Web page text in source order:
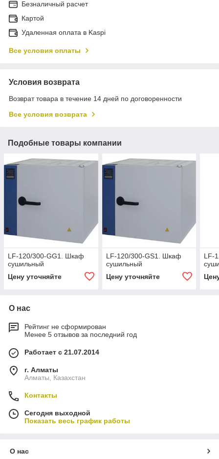
Безналичный расчет
Картой
Удаленная оплата в Kaspi
Все условия оплаты
Условия возврата
Возврат товара в течение 14 дней по договоренности
Все условия возврата
Подобные товары компании
LF-120/300-GG1. Шкаф
сушильный
Цену уточняйте
LF-120/300-GS1. Шкаф
сушильный
Цену уточняйте
LF-
О нас
Рейтинг не сформирован
Менее 5 отзывов за последний год
Работает с 21.07.2014
г. Алматы
Алматы, Казахстан
Контакты
Сегодня выходной
Показать весь график работы
О нас